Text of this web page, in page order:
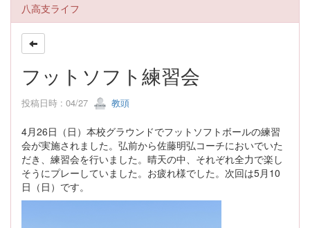
八高支ライフ
フットソフト練習会
投稿日時 : 04/27 教頭
4月26日（日）本校グラウンドでフットソフトボールの練習
会が実施されました。弘前から佐藤明弘コーチにおいでいた
だき、練習会を行いました。晴天の中、それぞれ全力で楽し
そうにプレーしていました。お疲れ様でした。次回は5月10
日（日）です。